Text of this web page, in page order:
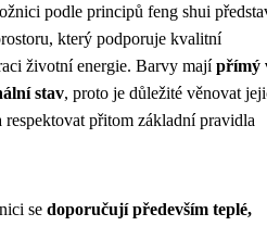
podle principů feng shui
který podporuje kvalitní
životní energie. Barvy majípřímý
stav, proto je důležité věnovat
přitom základní pravidla
se doporučují především teplé,